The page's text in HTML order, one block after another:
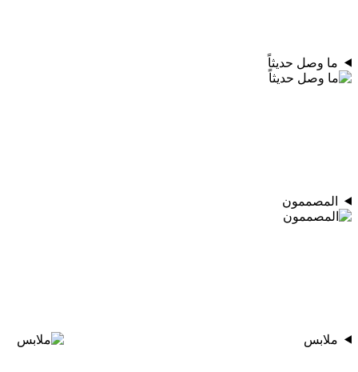
ما وصل حديثاً
المصممون
ملابس